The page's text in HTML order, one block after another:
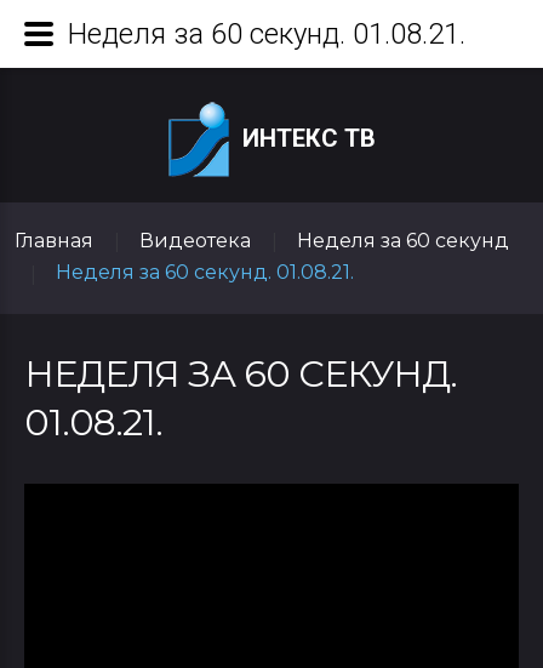
ИНТЕКС ТВ
Главная Видеотека
Неделя за 60 секунд
Неделя за 60 секунд. 01.08.21.
НЕДЕЛЯ ЗА 60 СЕКУНД.
01.08.21.
Неделя за 60 секунд. 01.08.21.